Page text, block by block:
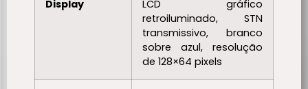
Display
LCD gráfico
retroiluminado, STN
transmissivo, branco
sobre azul, resolução
de 128×64 pixels